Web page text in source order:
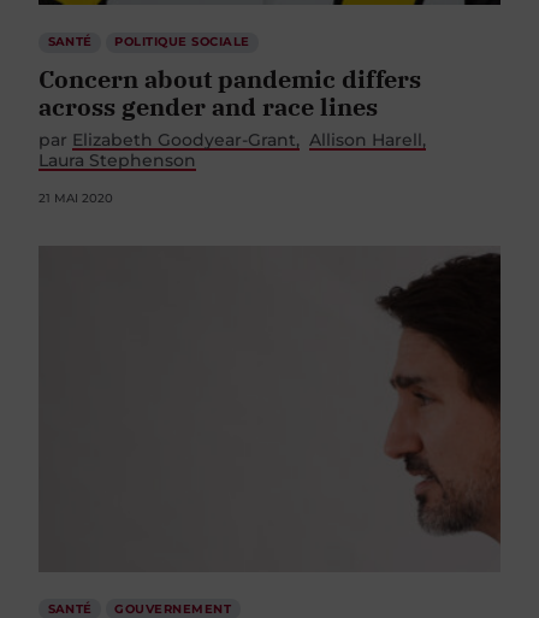
SANTÉ POLITIQUE SOCIALE
Concern about pandemic differs
across gender and race lines
par Elizabeth Goodyear-Grant
Allison Harell
Laura Stephenson
21 MAI 2020
SANTÉ GOUVERNEMENT